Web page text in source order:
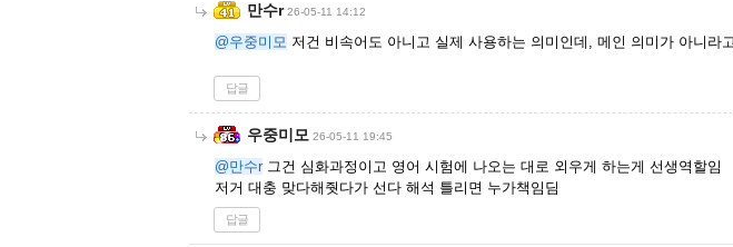
만수r 26-05-11 14:12
@우중미모 저건 비속어도 아니고 실제 사용하는 의미인데, 메인 의미가 아니라
답글
우중미모 26-05-11 19:45
@만수r그건 심화과정이고 영어 시험에 나오는 대로 외우게 하는게 선생역할임
저거 대충 맞다해줫다가 선다 해석 틀리면 누가책임딤
답글